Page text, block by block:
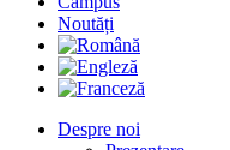
Noutăți
Despre noi